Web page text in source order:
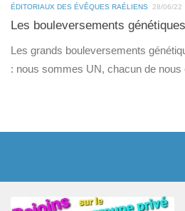
ÉDITORIAUX DES ÉVÊQUES RAÉLIENS 28/06/22
Les bouleversements
Les grands bouleversements
: nous sommes UN, chacun de